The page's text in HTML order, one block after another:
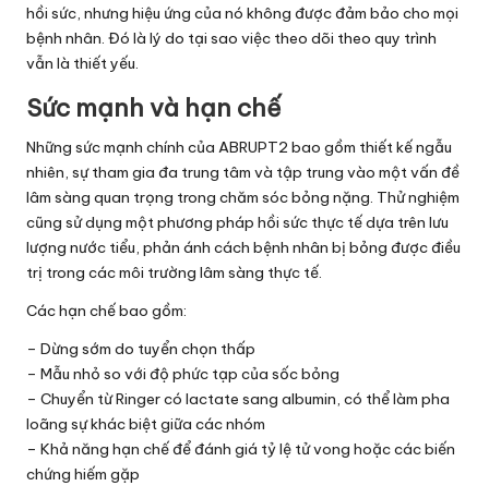
hồi sức, nhưng hiệu ứng của nó không được đảm bảo cho mọi
bệnh nhân. Đó là lý do tại sao việc theo dõi theo quy trình
vẫn là thiết yếu.
Sức mạnh và hạn chế
Những sức mạnh chính của ABRUPT2 bao gồm thiết kế ngẫu
nhiên, sự tham gia đa trung tâm và tập trung vào một vấn đề
lâm sàng quan trọng trong chăm sóc bỏng nặng. Thử nghiệm
cũng sử dụng một phương pháp hồi sức thực tế dựa trên lưu
lượng nước tiểu, phản ánh cách bệnh nhân bị bỏng được điều
trị trong các môi trường lâm sàng thực tế.
Các hạn chế bao gồm:
– Dừng sớm do tuyển chọn thấp
– Mẫu nhỏ so với độ phức tạp của sốc bỏng
– Chuyển từ Ringer có lactate sang albumin, có thể làm pha
loãng sự khác biệt giữa các nhóm
– Khả năng hạn chế để đánh giá tỷ lệ tử vong hoặc các biến
chứng hiếm gặp